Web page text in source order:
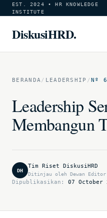
EST. 2024 • HR KNOWLEDGE
INSTITUTE
DiskusiHRD.
BERANDA/ LEADERSHIP /Nº
Leadership
Membangun
DH
Tim Riset DiskusiHRD
Ditinjau oleh Dewan Editor
Dipublikasikan: 07 October